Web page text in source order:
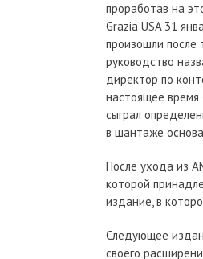
проработав на
Grazia USA 31
произошли после
руководство
директор по
настоящее время
сыграл
в шантаже
После ухода из
которой
издание, в
Следующее
своего